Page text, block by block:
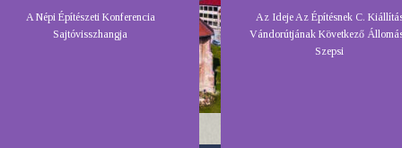
Az Ideje Az Építésnek C.
Vándorútjának Következő
Szepsi
A Népi Építészeti Konferencia
Sajtóvisszhangja